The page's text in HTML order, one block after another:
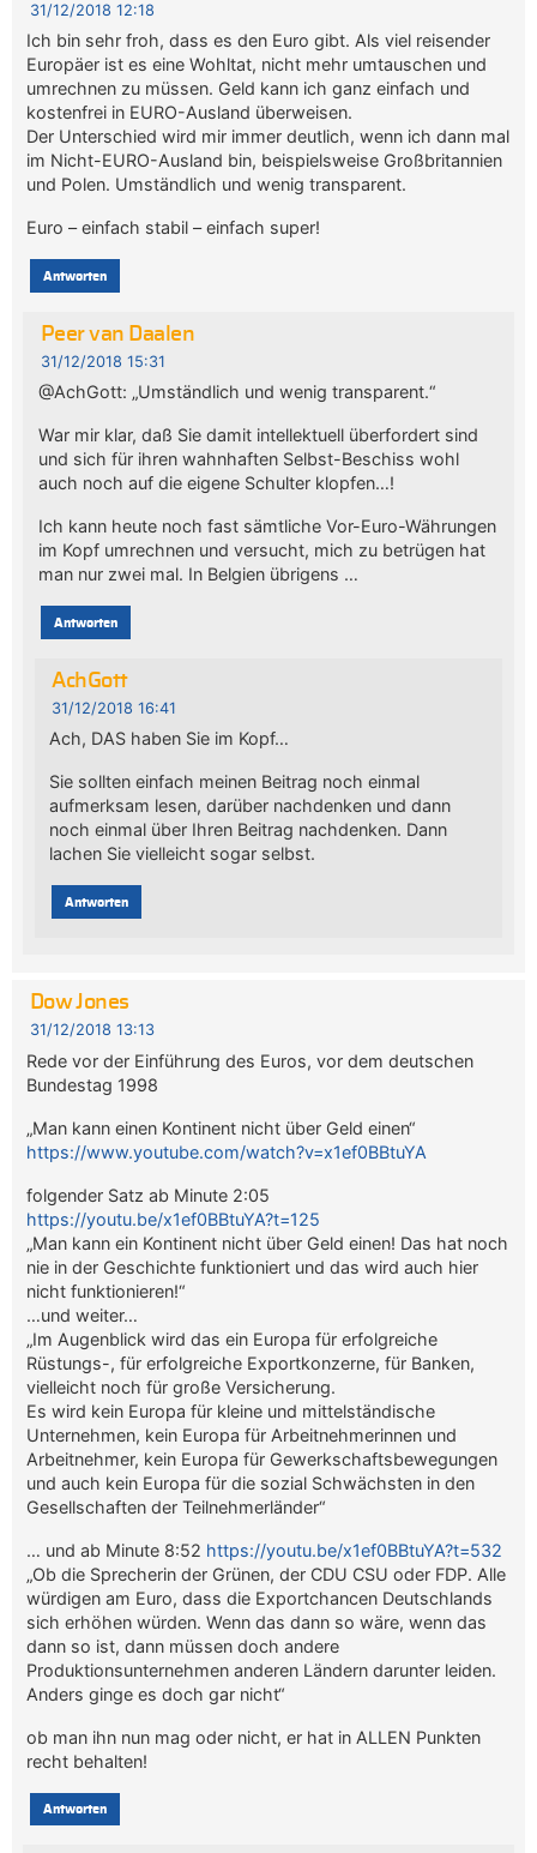
31/12/2018 12:18
Ich bin sehr froh, dass es den Euro gibt. Als viel reisender
Europäer ist es eine Wohltat, nicht mehr umtauschen und
umrechnen zu müssen. Geld kann ich ganz einfach und
kostenfrei in EURO-Ausland überweisen.
Der Unterschied wird mir immer deutlich, wenn ich dann mal
im Nicht-EURO-Ausland bin, beispielsweise Großbritannien
und Polen. Umständlich und wenig transparent.
Euro – einfach stabil – einfach super!
Antworten
Peer van Daalen
31/12/2018 15:31
@AchGott: „Umständlich und wenig transparent.“
War mir klar, daß Sie damit intellektuell überfordert sind
und sich für ihren wahnhaften Selbst-Beschiss wohl
auch noch auf die eigene Schulter klopfen…!
Ich kann heute noch fast sämtliche Vor-Euro-Währungen
im Kopf umrechnen und versucht, mich zu betrügen hat
man nur zwei mal. In Belgien übrigens …
Antworten
AchGott
31/12/2018 16:41
Ach, DAS haben Sie im Kopf…
Sie sollten einfach meinen Beitrag noch einmal
aufmerksam lesen, darüber nachdenken und dann
noch einmal über Ihren Beitrag nachdenken. Dann
lachen Sie vielleicht sogar selbst.
Antworten
Dow Jones
31/12/2018 13:13
Rede vor der Einführung des Euros, vor dem deutschen
Bundestag 1998
„Man kann einen Kontinent nicht über Geld einen“
https://www.youtube.com/watch?v=x1ef0BBtuYA
folgender Satz ab Minute 2:05
https://youtu.be/x1ef0BBtuYA?t=125
„Man kann ein Kontinent nicht über Geld einen! Das hat noch
nie in der Geschichte funktioniert und das wird auch hier
nicht funktionieren!“
…und weiter…
„Im Augenblick wird das ein Europa für erfolgreiche
Rüstungs-, für erfolgreiche Exportkonzerne, für Banken,
vielleicht noch für große Versicherung.
Es wird kein Europa für kleine und mittelständische
Unternehmen, kein Europa für Arbeitnehmerinnen und
Arbeitnehmer, kein Europa für Gewerkschaftsbewegungen
und auch kein Europa für die sozial Schwächsten in den
Gesellschaften der Teilnehmerländer“
… und ab Minute 8:52 https://youtu.be/x1ef0BBtuYA?t=532
„Ob die Sprecherin der Grünen, der CDU CSU oder FDP. Alle
würdigen am Euro, dass die Exportchancen Deutschlands
sich erhöhen würden. Wenn das dann so wäre, wenn das
dann so ist, dann müssen doch andere
Produktionsunternehmen anderen Ländern darunter leiden.
Anders ginge es doch gar nicht“
ob man ihn nun mag oder nicht, er hat in ALLEN Punkten
recht behalten!
Antworten